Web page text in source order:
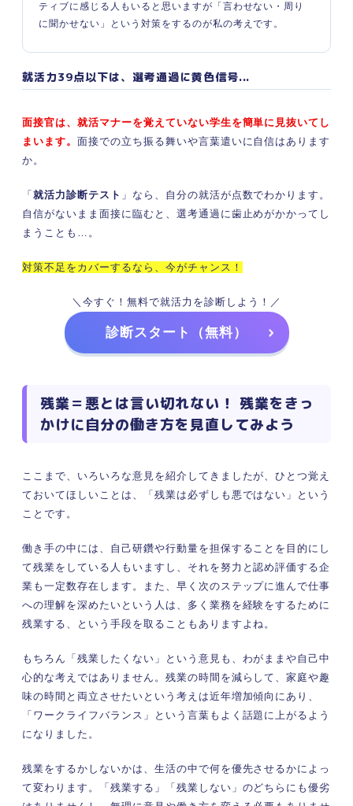
ティブに感じる人もいると思いますが「言わせない・周り
に聞かせない」という対策をするのが私の考えです。
就活力39点以下は、選考通過に黄色信号...
面接官は、就活マナーを覚えていない学生を簡単に見抜いてし
まいます。 面接での立ち振る舞いや言葉遣いに自信はあります
か。
「 就活力診断テスト 」なら、自分の就活が点数でわかります。
自信がないまま面接に臨むと、選考通過に歯止めがかかってし
まうことも…。
対策不足をカバーするなら、今がチャンス！
＼今すぐ！無料で就活力を診断しよう！／
診断スタート（無料）
残業＝悪とは言い切れない！ 残業をきっ
かけに自分の働き方を見直してみよう
ここまで、いろいろな意見を紹介してきましたが、ひとつ覚え
ておいてほしいことは、「残業は必ずしも悪ではない」という
ことです。
働き手の中には、自己研鑽や行動量を担保することを目的にし
て残業をしている人もいますし、それを努力と認め評価する企
業も一定数存在します。また、早く次のステップに進んで仕事
への理解を深めたいという人は、多く業務を経験をするために
残業する、という手段を取ることもありますよね。
もちろん「残業したくない」という意見も、わがままや自己中
心的な考えではありません。残業の時間を減らして、家庭や趣
味の時間と両立させたいという考えは近年増加傾向にあり、
「ワークライフバランス」という言葉もよく話題に上がるよう
になりました。
残業をするかしないかは、生活の中で何を優先させるかによっ
て変わります。「残業する」「残業しない」のどちらにも優劣